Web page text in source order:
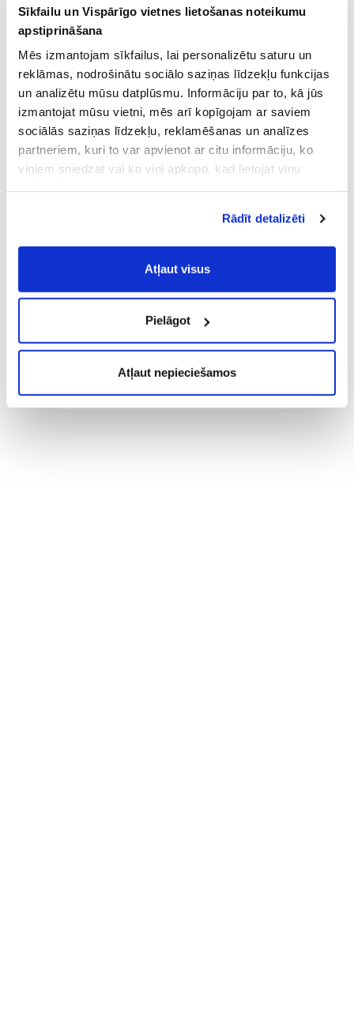
Sīkfailu un Vispārīgo vietnes lietošanas noteikumu
apstiprināšana
Mēs izmantojam sīkfailus, lai personalizētu saturu un
reklāmas, nodrošinātu sociālo saziņas līdzekļu funkcijas
un analizētu mūsu datplūsmu. Informāciju par to, kā jūs
izmantojat mūsu vietni, mēs arī kopīgojam ar saviem
sociālās saziņas līdzekļu, reklamēšanas un analīzes
partneriem, kuri to var apvienot ar citu informāciju, ko
viņiem sniedzat vai ko viņi apkopo, kad lietojat viņu
Vispārīgiem vietnes lietošanas
noteikumiem(saīsināti - VVLN).
Rādīt detalizēti
Atļaut visus
Pielāgot
Atļaut nepieciešamos